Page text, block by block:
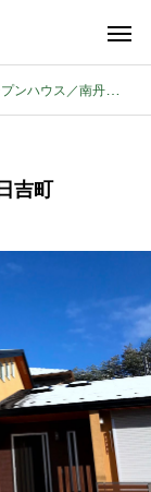
ウス／南丹市日吉町
吉町